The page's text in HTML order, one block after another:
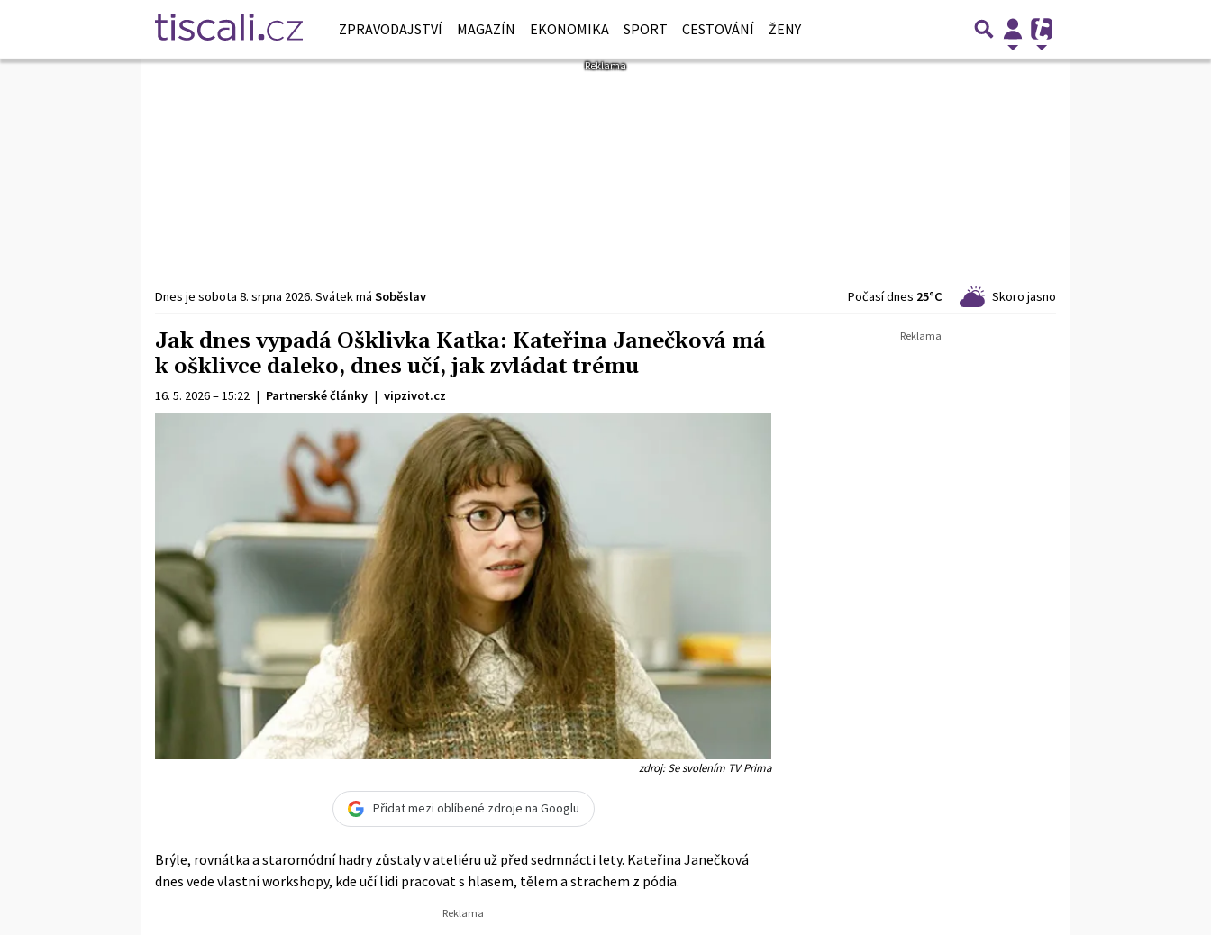
ZPRAVODAJSTVÍ MAGAZÍN EKONOMIKA SPORT CESTOVÁNÍ ŽENY
Dnes je sobota 8. srpna 2026. Svátek má Soběslav Počasí dnes 25°C Skoro jasno
Jak dnes vypadá Ošklivka Katka: Kateřina Janečková má
k ošklivce daleko, dnes učí, jak zvládat trému
16. 5. 2026 – 15:22 | Partnerské články | vipzivot.cz
zdroj: Se svolením TV Prima
Přidat mezi oblíbené zdroje na Googlu
Brýle, rovnátka a staromódní hadry zůstaly v ateliéru už před sedmnácti lety. Kateřina Janečková
dnes vede vlastní workshopy, kde učí lidi pracovat s hlasem, tělem a strachem z pódia.